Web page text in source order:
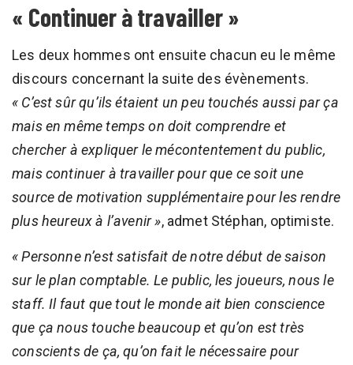
« Continuer à travailler »
Les deux hommes ont ensuite chacun eu le même
discours concernant la suite des évènements.
« C’est sûr qu’ils étaient un peu touchés aussi par ça
mais en même temps on doit comprendre et
chercher à expliquer le mécontentement du public,
mais continuer à travailler pour que ce soit une
source de motivation supplémentaire pour les rendre
plus heureux à l’avenir », admet Stéphan, optimiste.
« Personne n’est satisfait de notre début de saison
sur le plan comptable. Le public, les joueurs, nous le
staff. Il faut que tout le monde ait bien conscience
que ça nous touche beaucoup et qu’on est très
conscients de ça, qu’on fait le nécessaire pour